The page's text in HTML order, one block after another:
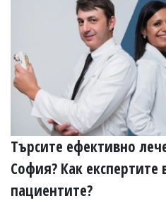
Търсите ефективно
София? Как експертите
пациентите?